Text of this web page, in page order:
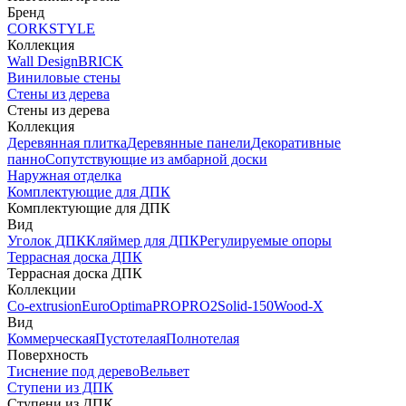
Бренд
CORKSTYLE
Коллекция
Wall DesignBRICK
Виниловые стены
Стены из дерева
Стены из дерева
Коллекция
Деревянная плиткаДеревянные панелиДекоративные
панноСопутствующие из амбарной доски
Наружная отделка
Комплектующие для ДПК
Комплектующие для ДПК
Вид
Уголок ДПККляймер для ДПКРегулируемые опоры
Террасная доска ДПК
Террасная доска ДПК
Коллекции
Co-extrusionEuroOptimaPROPRO2Solid-150Wood-X
Вид
КоммерческаяПустотелаяПолнотелая
Поверхность
Тиснение под деревоВельвет
Ступени из ДПК